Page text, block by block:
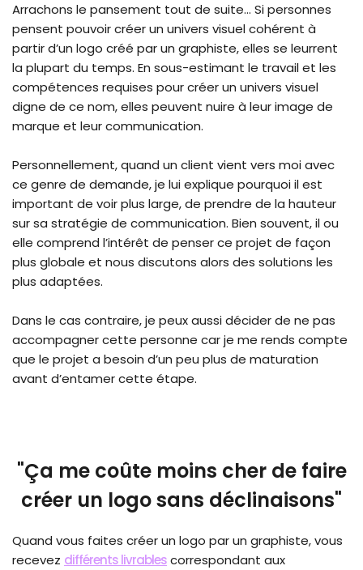
Arrachons le pansement tout de suite… Si personnes
pensent pouvoir créer un univers visuel cohérent à
partir d’un logo créé par un graphiste, elles se leurrent
la plupart du temps. En sous-estimant le travail et les
compétences requises pour créer un univers visuel
digne de ce nom, elles peuvent nuire à leur image de
marque et leur communication.
Personnellement, quand un client vient vers moi avec
ce genre de demande, je lui explique pourquoi il est
important de voir plus large, de prendre de la hauteur
sur sa stratégie de communication. Bien souvent, il ou
elle comprend l’intérêt de penser ce projet de façon
plus globale et nous discutons alors des solutions les
plus adaptées.
Dans le cas contraire, je peux aussi décider de ne pas
accompagner cette personne car je me rends compte
que le projet a besoin d’un peu plus de maturation
avant d’entamer cette étape.
"Ça me coûte moins cher de faire
créer un logo sans déclinaisons"
Quand vous faites créer un logo par un graphiste, vous
recevez différents livrablescorrespondant aux